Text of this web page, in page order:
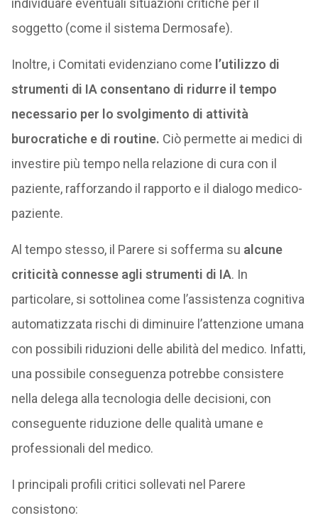
individuare eventuali situazioni critiche per il
soggetto (come il sistema Dermosafe).
Inoltre, i Comitati evidenziano come l’utilizzo di
strumenti di IA consentano di ridurre il tempo
necessario per lo svolgimento di attività
burocratiche e di routine. Ciò permette ai medici di
investire più tempo nella relazione di cura con il
paziente, rafforzando il rapporto e il dialogo medico-
paziente.
Al tempo stesso, il Parere si sofferma su alcune
criticità connesse agli strumenti di IA. In
particolare, si sottolinea come l’assistenza cognitiva
automatizzata rischi di diminuire l’attenzione umana
con possibili riduzioni delle abilità del medico. Infatti,
una possibile conseguenza potrebbe consistere
nella delega alla tecnologia delle decisioni, con
conseguente riduzione delle qualità umane e
professionali del medico.
I principali profili critici sollevati nel Parere
consistono: